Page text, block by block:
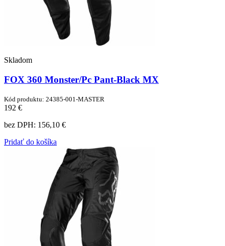
Skladom
FOX 360 Monster/Pc Pant-Black MX
Kód produktu: 24385-001-MASTER
192 €
bez DPH: 156,10 €
Pridať do košíka